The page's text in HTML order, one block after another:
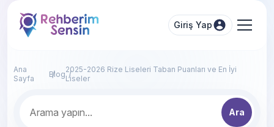
Giriş Yap
Ana
Sayfa
Blog2025-2026 Rize Liseleri Taban Puanları ve En İyi
Liseler
Ara